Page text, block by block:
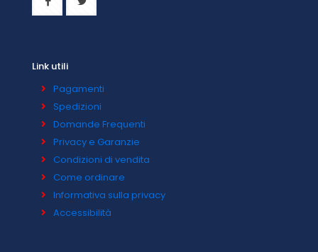
Link utili
Pagamenti
Spedizioni
Domande Frequenti
Privacy e Garanzie
Condizioni di vendita
Come ordinare
Informativa sulla privacy
Accessibilità